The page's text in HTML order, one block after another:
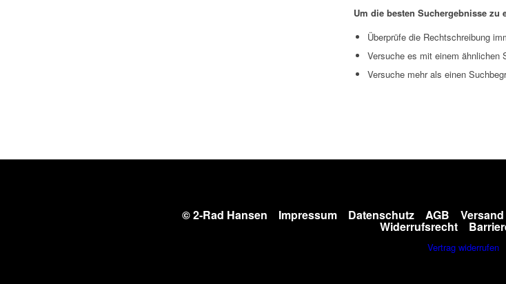
Um die besten Suchergebnisse zu
Überprüfe die Rechtschreibung
Versuche es mit einem ähnlichen
Versuche mehr als einen
© 2-Rad Hansen Impressum Datenschutz AGB
Widerrufsrecht
Vertrag widerrufen